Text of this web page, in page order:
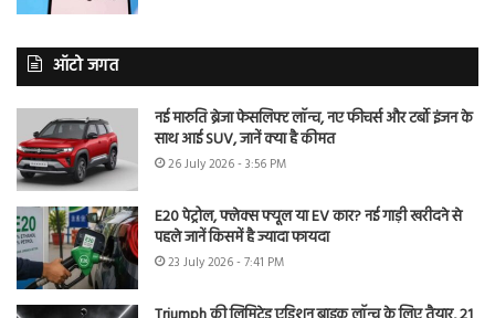
ऑटो जगत
नई मारुति ब्रेजा फेसलिफ्ट लॉन्च, नए फीचर्स और टर्बो इंजन के
साथ आई SUV, जानें क्या है कीमत
26 July 2026 - 3:56 PM
E20 पेट्रोल, फ्लेक्स फ्यूल या EV कार? नई गाड़ी खरीदने से
पहले जानें किसमें है ज्यादा फायदा
23 July 2026 - 7:41 PM